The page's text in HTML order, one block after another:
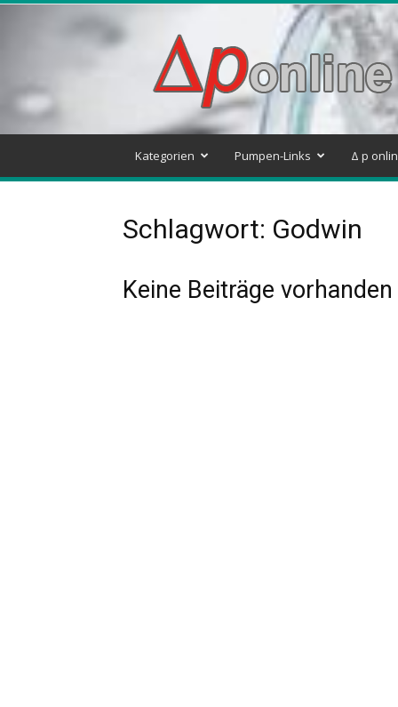
Delta
p
–
Pumpen
Systeme
Blog
Kategorien Pumpen-Links Δ p
Schlagwort: Godwin
Keine Beiträge vorhanden